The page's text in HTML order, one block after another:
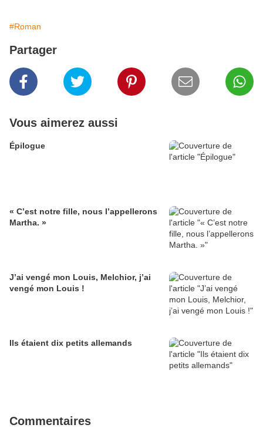
#Roman
Partager
Vous aimerez aussi
Épilogue
« C’est notre fille, nous l’appellerons
Martha. »
J’ai vengé mon Louis, Melchior, j’ai
vengé mon Louis !
Ils étaient dix petits allemands
Commentaires